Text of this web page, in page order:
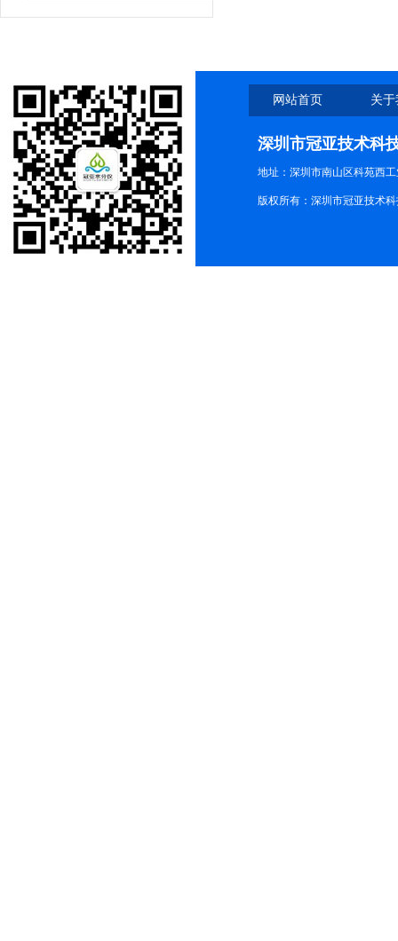
网站首页 关
深圳市冠亚技术科
地址：深圳市南山区科苑西
版权所有：深圳市冠亚技术